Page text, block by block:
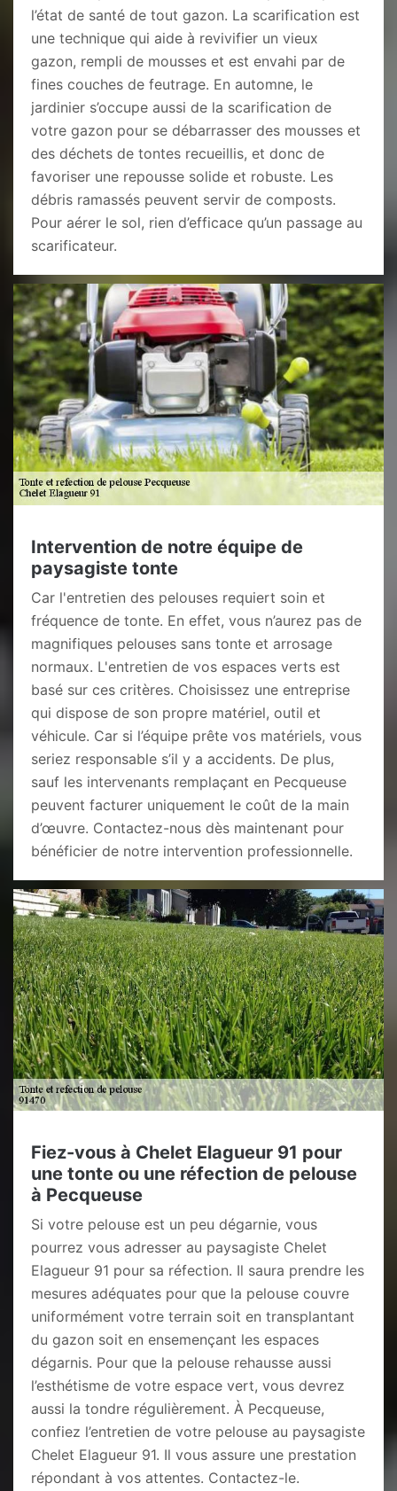
l’état de santé de tout gazon. La scarification est
une technique qui aide à revivifier un vieux
gazon, rempli de mousses et est envahi par de
fines couches de feutrage. En automne, le
jardinier s’occupe aussi de la scarification de
votre gazon pour se débarrasser des mousses et
des déchets de tontes recueillis, et donc de
favoriser une repousse solide et robuste. Les
débris ramassés peuvent servir de composts.
Pour aérer le sol, rien d’efficace qu’un passage au
scarificateur.
Intervention de notre équipe de
paysagiste tonte
Car l'entretien des pelouses requiert soin et
fréquence de tonte. En effet, vous n’aurez pas de
magnifiques pelouses sans tonte et arrosage
normaux. L'entretien de vos espaces verts est
basé sur ces critères. Choisissez une entreprise
qui dispose de son propre matériel, outil et
véhicule. Car si l’équipe prête vos matériels, vous
seriez responsable s’il y a accidents. De plus,
sauf les intervenants remplaçant en Pecqueuse
peuvent facturer uniquement le coût de la main
d’œuvre. Contactez-nous dès maintenant pour
bénéficier de notre intervention professionnelle.
Fiez-vous à Chelet Elagueur 91 pour
une tonte ou une réfection de pelouse
à Pecqueuse
Si votre pelouse est un peu dégarnie, vous
pourrez vous adresser au paysagiste Chelet
Elagueur 91 pour sa réfection. Il saura prendre les
mesures adéquates pour que la pelouse couvre
uniformément votre terrain soit en transplantant
du gazon soit en ensemençant les espaces
dégarnis. Pour que la pelouse rehausse aussi
l’esthétisme de votre espace vert, vous devrez
aussi la tondre régulièrement. À Pecqueuse,
confiez l’entretien de votre pelouse au paysagiste
Chelet Elagueur 91. Il vous assure une prestation
répondant à vos attentes. Contactez-le.